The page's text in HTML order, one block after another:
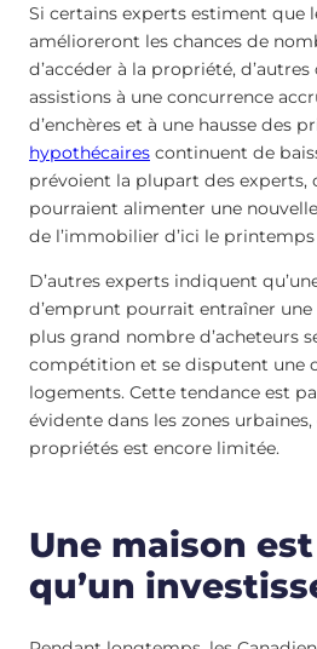
Si certains experts estiment que
amélioreront les chances de
d’accéder à la propriété,
assistions à une concurrence
d’enchères et à une hausse des
hypothécaires continuent de
prévoient la plupart des experts,
pourraient alimenter une
de l’immobilier d’ici le printemps
D’autres experts indiquent
d’emprunt pourrait entraîner une
plus grand nombre d’acheteurs
compétition et se disputent une
logements. Cette tendance est
évidente dans les zones
propriétés est encore limitée.
Une maison
qu’un